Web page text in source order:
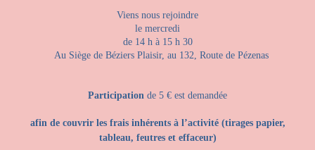
Viens nous rejoindre
le mercredi
de 14 h à 15 h 30
Au Siège de Béziers Plaisir, au 132, Route de Pézenas
Participation de 5 € est demandée
afin de couvrir les frais inhérents à l’activité (tirages papier,
tableau, feutres et effaceur)